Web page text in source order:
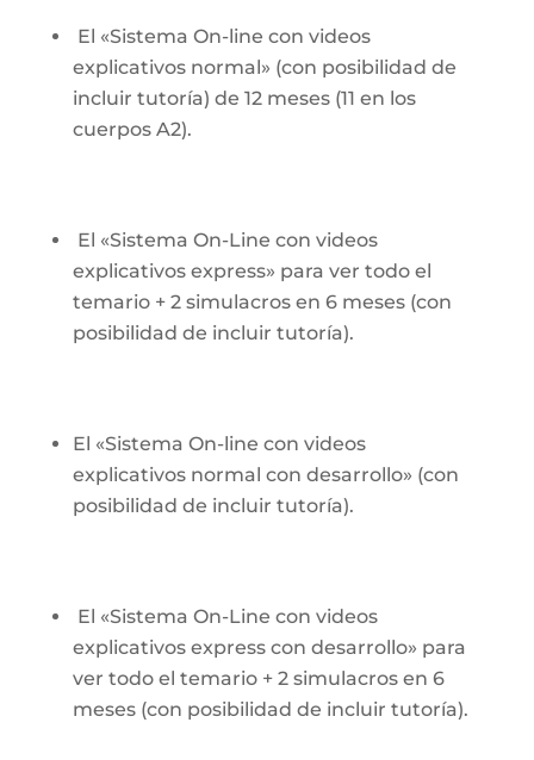
El «Sistema On-line con videos
explicativos normal» (con posibilidad de
incluir tutoría) de 12 meses (11 en los
cuerpos A2).
El «Sistema On-Line con videos
explicativos express» para ver todo el
temario + 2 simulacros en 6 meses (con
posibilidad de incluir tutoría).
El «Sistema On-line con videos
explicativos normal con desarrollo» (con
posibilidad de incluir tutoría).
El «Sistema On-Line con videos
explicativos express con desarrollo» para
ver todo el temario + 2 simulacros en 6
meses (con posibilidad de incluir tutoría).